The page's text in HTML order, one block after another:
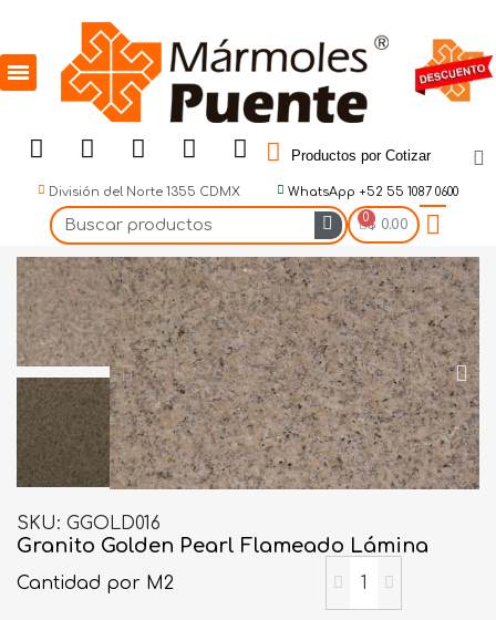
Productos por Cotizar
División del Norte 1355 CDMX WhatsApp +52 55 1087 0600
$ 0.00
SKU GGOLD016
Granito Golden Pearl Flameado Lámina
Cantidad por M2